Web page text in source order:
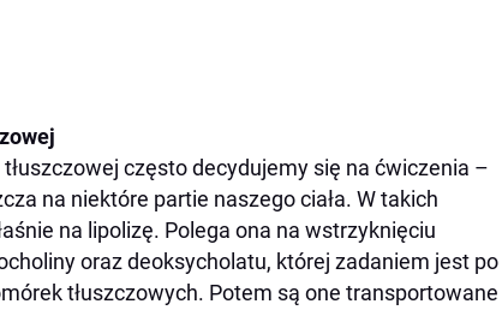
często decydujemy się na ćwiczenia –
na niektóre partie naszego ciała. W takich
na lipolizę. Polega ona na wstrzyknięciu
oraz deoksycholatu, której zadaniem jest po
tłuszczowych. Potem są one transportowane